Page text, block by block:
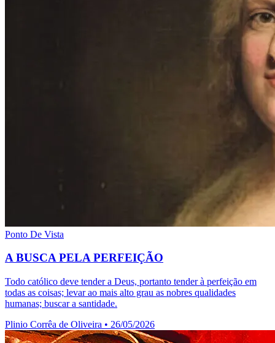
Ponto De Vista
A BUSCA PELA PERFEIÇÃO
Todo católico deve tender a Deus, portanto tender à perfeição em
todas as coisas; levar ao mais alto grau as nobres qualidades
humanas; buscar a santidade.
Plinio Corrêa de Oliveira • 26/05/2026